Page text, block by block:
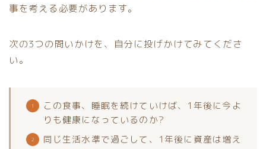
事を考える必要があります。
次の3つの問いかけを、自分に投げかけてみてくださ
い。
この食事、睡眠を続けていけば、1年後に今よ
りも健康になっているのか?
同じ生活水準で過ごして、1年後に資産は増え